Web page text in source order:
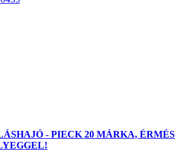
- PIECK 20 MÁRKA, ÉRMÉS